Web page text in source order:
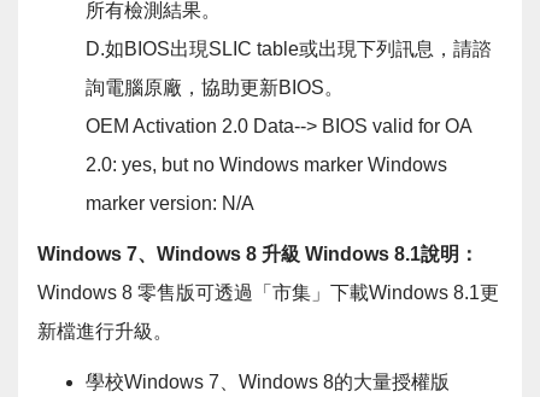
所有檢測結果。
D.如BIOS出現SLIC table或出現下列訊息，請諮
詢電腦原廠，協助更新BIOS。
OEM Activation 2.0 Data--> BIOS valid for OA
2.0: yes, but no Windows marker Windows
marker version: N/A
Windows 7、Windows 8 升級 Windows 8.1說明：
Windows 8 零售版可透過「市集」下載Windows 8.1更
新檔進行升級。
學校Windows 7、Windows 8的大量授權版